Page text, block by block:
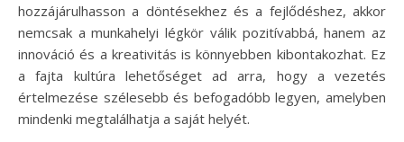
hozzájárulhasson a döntésekhez és a fejlődéshez, akkor
nemcsak a munkahelyi légkör válik pozitívabbá, hanem az
innováció és a kreativitás is könnyebben kibontakozhat. Ez
a fajta kultúra lehetőséget ad arra, hogy a vezetés
értelmezése szélesebb és befogadóbb legyen, amelyben
mindenki megtalálhatja a saját helyét.